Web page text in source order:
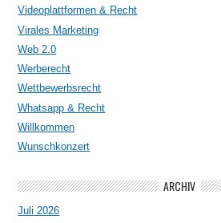
Videoplattformen & Recht
Virales Marketing
Web 2.0
Werberecht
Wettbewerbsrecht
Whatsapp & Recht
Willkommen
Wunschkonzert
ARCHIV
Juli 2026